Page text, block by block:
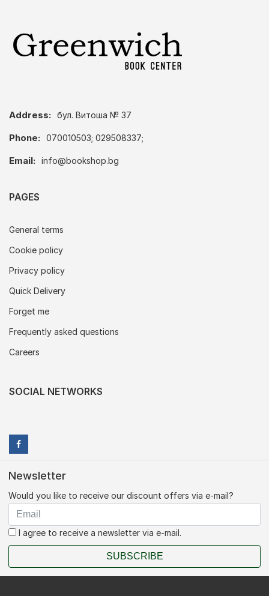
Address: бул. Витоша № 37
Phone: 070010503; 029508337;
Email: info@bookshop.bg
PAGES
General terms
Cookie policy
Privacy policy
Quick Delivery
Forget me
Frequently asked questions
Careers
SOCIAL NETWORKS
Newsletter
Would you like to receive our discount offers via e-mail?
I agree to receive a newsletter via e-mail.
SUBSCRIBE